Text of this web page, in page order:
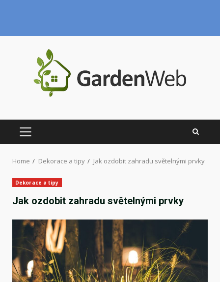
PRIMARY
Home Dekorace a tipy Jak ozdobit zahradu světelnými prvky
Dekorace a tipy
Jak ozdobit zahradu světelnými prvky